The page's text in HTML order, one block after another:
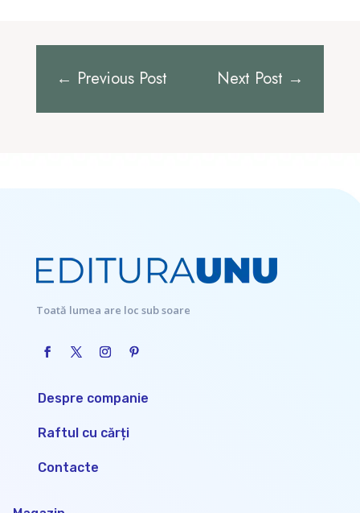
← Previous Post Next Post →
Toată lumea are loc sub soare
Despre companie
Raftul cu cărți
Contacte